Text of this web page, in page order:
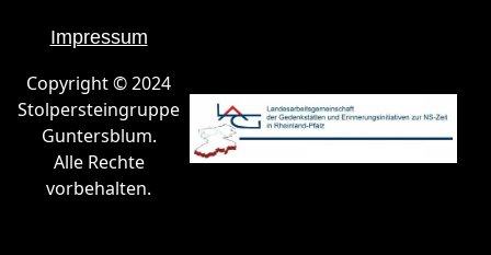
Impressum
Copyright © 2024
Stolpersteingruppe
Guntersblum.
Alle Rechte
vorbehalten.